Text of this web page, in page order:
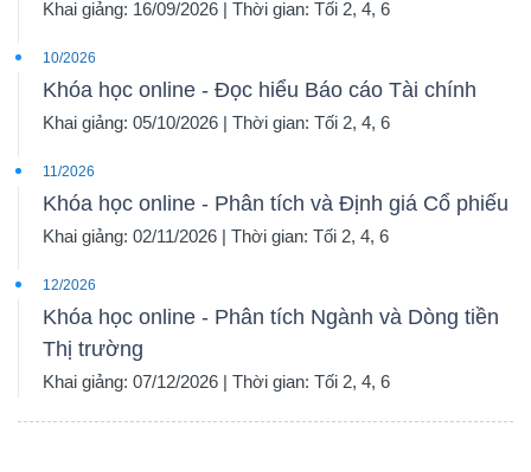
Khai giảng: 16/09/2026 | Thời gian: Tối 2, 4, 6
10/2026
Khóa học online - Đọc hiểu Báo cáo Tài chính
Khai giảng: 05/10/2026 | Thời gian: Tối 2, 4, 6
11/2026
Khóa học online - Phân tích và Định giá Cổ phiếu
Khai giảng: 02/11/2026 | Thời gian: Tối 2, 4, 6
12/2026
Khóa học online - Phân tích Ngành và Dòng tiền
Thị trường
Khai giảng: 07/12/2026 | Thời gian: Tối 2, 4, 6